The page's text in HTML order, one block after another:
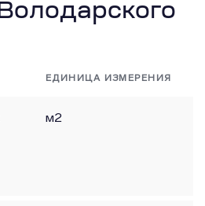
ЕДИНИЦА ИЗМЕРЕНИЯ
м2